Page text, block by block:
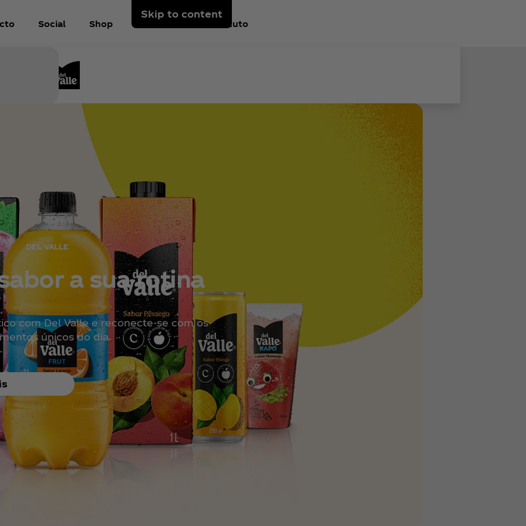
Skip to content
Social Shop Instituto
um
Em
DEL VALLE
a sua rotina
com Del Valle e reconecte-se com os
únicos do dia.